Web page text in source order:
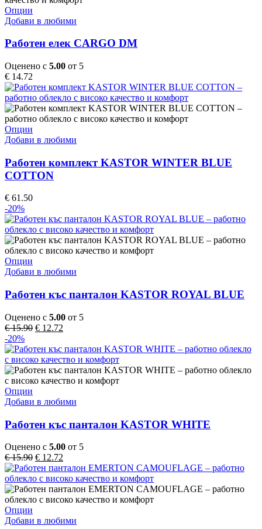
Опции
product
multiple
The
may
be
chosen
on
product
page
Добави в любими
Работен елек CARGO DM
Оценено с 5.00 от 5
€ 14.72
Опции
product
multiple
variants.
The
may
chosen
on
the
product
page
Добави в любими
Работен комплект KASTOR WINTER BLUE
COTTON
€ 61.50
-20%
Опции
product
multiple
variants.
options
may
chosen
on
the
product
page
Добави в любими
Работен къс панталон KASTOR ROYAL BLUE
Оценено с 5.00 от 5
€15.90 Original
was:
€ 15.90.
€ 12.72
е:
€ 12.72.
-20%
Опции
product
multiple
variants.
The
options
may
be
chosen
on
product
Добави в любими
Работен къс панталон KASTOR WHITE
Оценено с 5.00 от 5
€15.90 Original
price
was:
€ 15.90.
€ 12.72
цена
е:
€ 12.72.
Опции
product
Добави в любими